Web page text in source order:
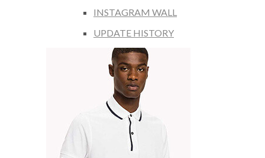
INSTAGRAM WALL
UPDATE HISTORY